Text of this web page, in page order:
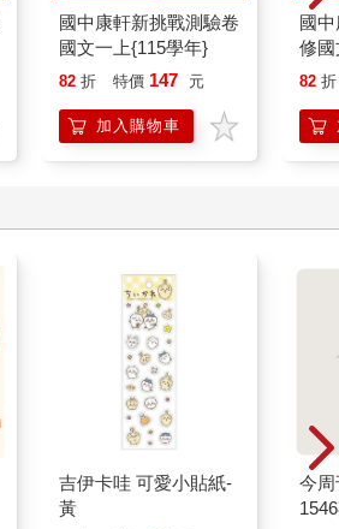
國中康軒新挑戰測驗卷
國文一上{115學年}
82 折 特價 147 元
加入購物車
國
修國
82 折
吉伊卡哇 可愛小貼紙-
黃
今周